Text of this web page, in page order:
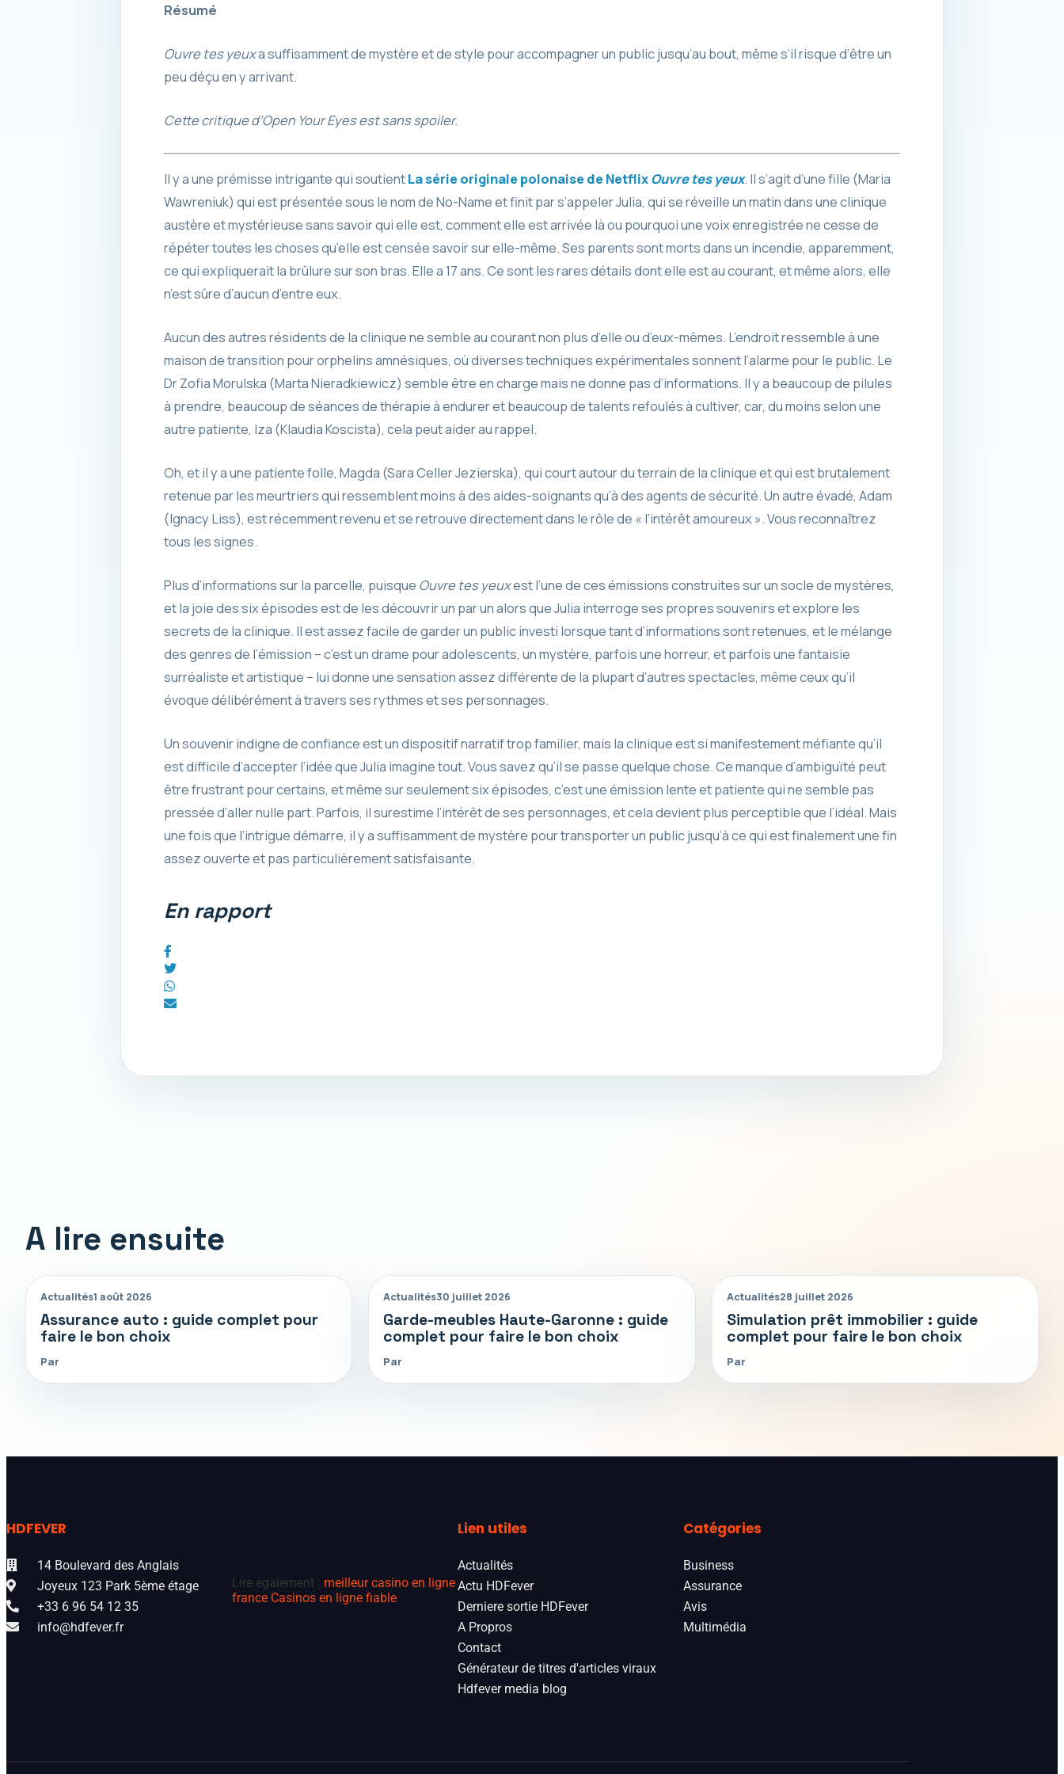
Résumé
Ouvre tes yeuxa suffisamment de mystère et de style pour accompagner un public jusqu’au bout, même s’il risque d’être un
peu déçu en y arrivant.
Cette critique d’Open Your Eyes est sans spoiler.
Il y a une prémisse intrigante qui soutientLa série originale polonaise de NetflixOuvre tes yeux. Il s’agit d’une fille (Maria
Wawreniuk) qui est présentée sous le nom de No-Name et finit par s’appeler Julia, qui se réveille un matin dans une clinique
austère et mystérieuse sans savoir qui elle est, comment elle est arrivée là ou pourquoi une voix enregistrée ne cesse de
répéter toutes les choses qu’elle est censée savoir sur elle-même. Ses parents sont morts dans un incendie, apparemment,
ce qui expliquerait la brûlure sur son bras. Elle a 17 ans. Ce sont les rares détails dont elle est au courant, et même alors, elle
n’est sûre d’aucun d’entre eux.
Aucun des autres résidents de la clinique ne semble au courant non plus d’elle ou d’eux-mêmes. L’endroit ressemble à une
maison de transition pour orphelins amnésiques, où diverses techniques expérimentales sonnent l’alarme pour le public. Le
Dr Zofia Morulska (Marta Nieradkiewicz) semble être en charge mais ne donne pas d’informations. Il y a beaucoup de pilules
à prendre, beaucoup de séances de thérapie à endurer et beaucoup de talents refoulés à cultiver, car, du moins selon une
autre patiente, Iza (Klaudia Koscista), cela peut aider au rappel.
Oh, et il y a une patiente folle, Magda (Sara Celler Jezierska), qui court autour du terrain de la clinique et qui est brutalement
retenue par les meurtriers qui ressemblent moins à des aides-soignants qu’à des agents de sécurité. Un autre évadé, Adam
(Ignacy Liss), est récemment revenu et se retrouve directement dans le rôle de « l’intérêt amoureux ». Vous reconnaîtrez
tous les signes.
Plus d’informations sur la parcelle, puisque Ouvre tes yeuxest l’une de ces émissions construites sur un socle de mystères,
et la joie des six épisodes est de les découvrir un par un alors que Julia interroge ses propres souvenirs et explore les
secrets de la clinique. Il est assez facile de garder un public investi lorsque tant d’informations sont retenues, et le mélange
des genres de l’émission – c’est un drame pour adolescents, un mystère, parfois une horreur, et parfois une fantaisie
surréaliste et artistique – lui donne une sensation assez différente de la plupart d’autres spectacles, même ceux qu’il
évoque délibérément à travers ses rythmes et ses personnages.
Un souvenir indigne de confiance est un dispositif narratif trop familier, mais la clinique est si manifestement méfiante qu’il
est difficile d’accepter l’idée que Julia imagine tout. Vous savez qu’il se passe quelque chose. Ce manque d’ambiguïté peut
être frustrant pour certains, et même sur seulement six épisodes, c’est une émission lente et patiente qui ne semble pas
pressée d’aller nulle part. Parfois, il surestime l’intérêt de ses personnages, et cela devient plus perceptible que l’idéal. Mais
une fois que l’intrigue démarre, il y a suffisamment de mystère pour transporter un public jusqu’à ce qui est finalement une fin
assez ouverte et pas particulièrement satisfaisante.
En rapport
A lire ensuite
Actualités1 août 2026
Assurance auto : guide complet pour
faire le bon choix
Par
Actualités30 juillet 2026
Garde-meubles Haute-Garonne : guide
complet pour faire le bon choix
Par
Actualités28 juillet 2026
Simulation prêt immobilier : guide
complet pour faire le bon choix
Par
HDFEVER
14 Boulevard des Anglais
Joyeux 123 Park 5ème étage
+33 6 96 54 12 35
info@hdfever.fr
Lire également : meilleur casino en ligne
france Casinos en ligne fiable
Lien utiles
Actualités
Actu HDFever
Derniere sortie HDFever
A Propros
Contact
Générateur de titres d'articles viraux
Hdfever media blog
Catégories
Business
Assurance
Avis
Multimédia